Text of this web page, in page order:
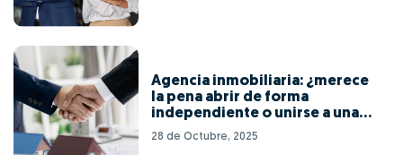
Agencia inmobiliaria: ¿merece
la pena abrir de forma
independiente o unirse a una
red de franquicias?
28 de Octubre, 2025